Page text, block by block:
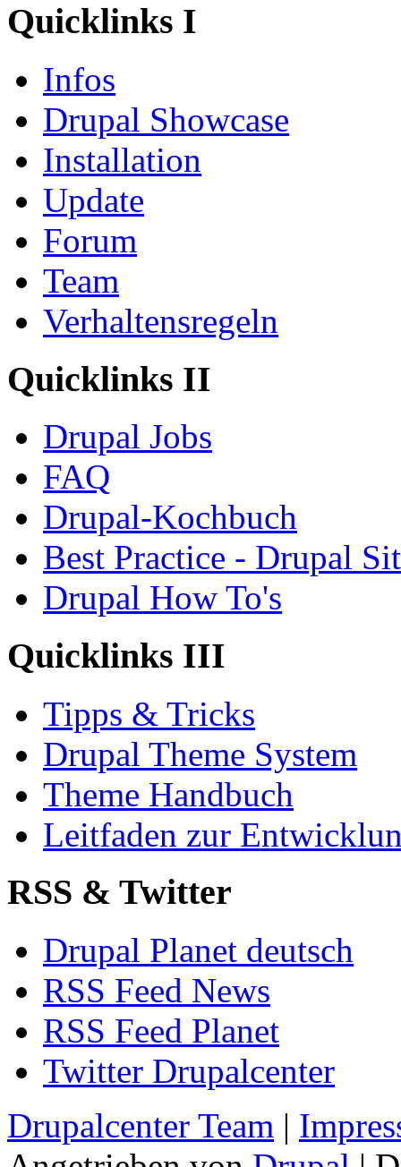
Quicklinks I
Infos
Drupal Showcase
Installation
Update
Forum
Team
Verhaltensregeln
Quicklinks II
Drupal Jobs
FAQ
Drupal-Kochbuch
Best Practice - Drupal
Drupal How To's
Quicklinks III
Tipps & Tricks
Drupal Theme System
Theme Handbuch
Leitfaden zur
RSS & Twitter
Drupal Planet deutsch
RSS Feed News
RSS Feed Planet
Twitter Drupalcenter
Drupalcenter Team |